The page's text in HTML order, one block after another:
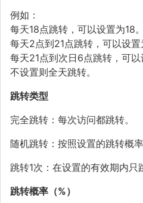
例如：
每天18点跳转，可以设置为18。
每天2点到21点跳转，可以设置
每天21点到次日6点跳转，可以
不设置则全天跳转。
跳转类型
完全跳转：每次访问都跳转。
随机跳转：按照设置的跳转概
跳转1次：在设置的有效期内只
跳转概率（%）